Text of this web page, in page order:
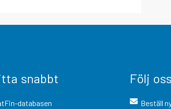
snabbt
databasen
Följ oss
Beställ